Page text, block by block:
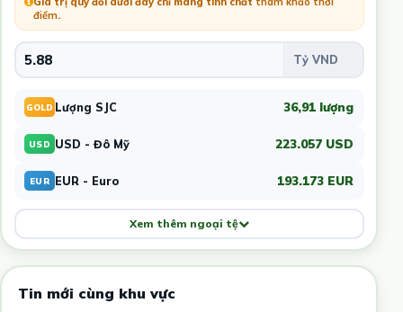
điểm.
GOLD Lượng SJC 36,91 lượng
USD USD - Đô Mỹ 223.057 USD
EUR EUR - Euro 193.173 EUR
Xem thêm ngoại tệ
Tin mới cùng khu vực